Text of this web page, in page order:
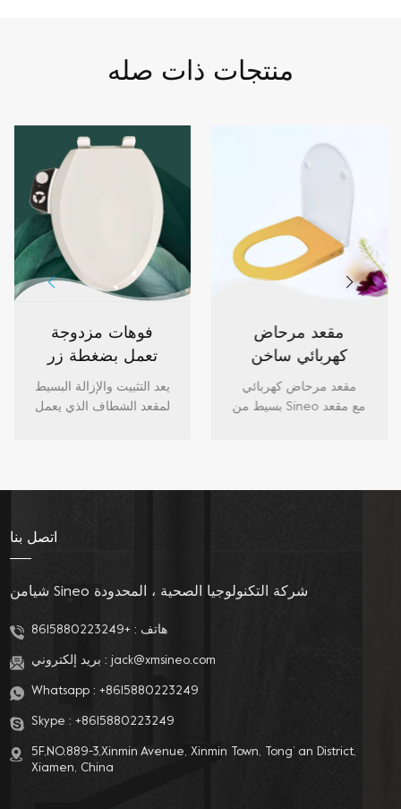
منتجات ذات صله
فوهات مزدوجة
تعمل بضغطة زر
قابلة للتعديل
بالضغط مقعد بيديت
يعد التثبيت والإزالة البسيط
لمقعد الشطاف الذي يعمل
الحمام أكثر راحة وصحة
الحديث وميزاته الذكية
كفاءة.
مقعد مرحاض
كهربائي ساخن
بسيط من Sineo
للمراحيض على
مقعد مرحاض كهربائي
بسيط من Sineo مع مقعد
اتصل بنا
شيامن Sineo شركة التكنولوجيا الصحية ، المحدودة
هاتف :+8615880223249
بريد إلكتروني : jack@xmsineo.com
Whatsapp : +8615880223249
Skype : +8615880223249
5F,NO.889-3,Xinmin Avenue, Xinmin Town, Tong’ an District,
Xiamen, China